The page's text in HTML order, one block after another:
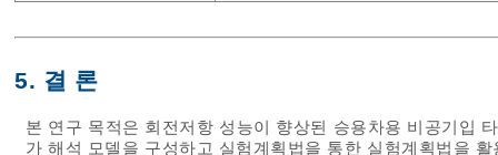
5. 결 론
본 연구 목적은 회전저항 성능이 향상된 승용차용 비공기입
가 해석 모델을 구성하고 실험계획법을 통한 실험계획법을